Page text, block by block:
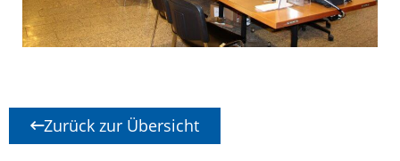
Zurück zur Übersicht